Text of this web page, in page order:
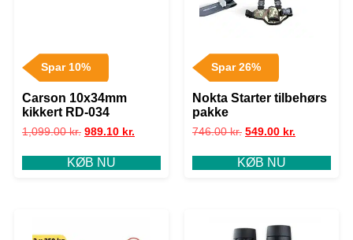
Spar 10%
Carson 10x34mm
kikkert RD-034
1,099.00kr. 989.10 kr.
KØB NU
Spar 26%
Nokta Starter tilbehørs
pakke
746.00kr. 549.00 kr.
KØB NU